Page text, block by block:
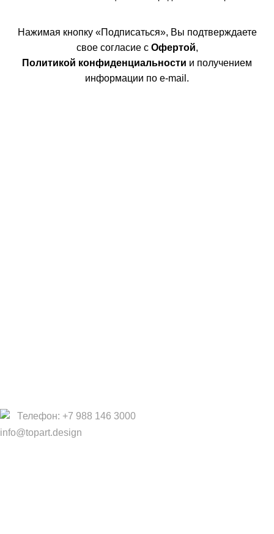
Нажимая кнопку «Подписаться», Вы подтверждаете
свое согласие с Офертой,
Политикой конфиденциальности и получением
информации по e-mail.
Телефон: +7 988 146 3000
info@topart.design